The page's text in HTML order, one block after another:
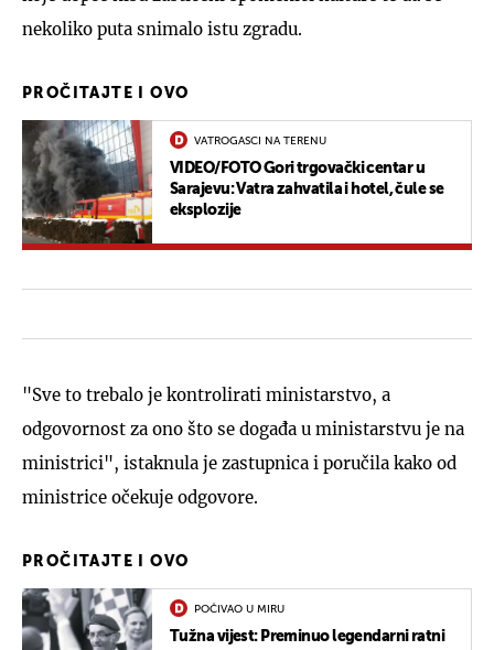
nekoliko puta snimalo istu zgradu.
PROČITAJTE I OVO
VATROGASCI NA TERENU
VIDEO/FOTO Gori trgovački centar u
Sarajevu: Vatra zahvatila i hotel, čule se
eksplozije
"Sve to trebalo je kontrolirati ministarstvo, a
odgovornost za ono što se događa u ministarstvu je na
ministrici", istaknula je zastupnica i poručila kako od
ministrice očekuje odgovore.
PROČITAJTE I OVO
POČIVAO U MIRU
Tužna vijest: Preminuo legendarni ratni